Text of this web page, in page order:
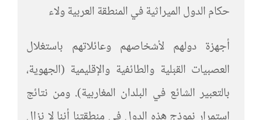
حكام الدول الميراثية في المنطقة العربية ولاء
أجهزة دولهم لأشخاصهم وعائلاتهم باستغلال
العصبيات القبَلية والطائفية والإقليمية (الجهوية،
بالتعبير الشائع في البلدان المغاربية). ومن نتائج